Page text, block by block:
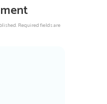
Required fields are